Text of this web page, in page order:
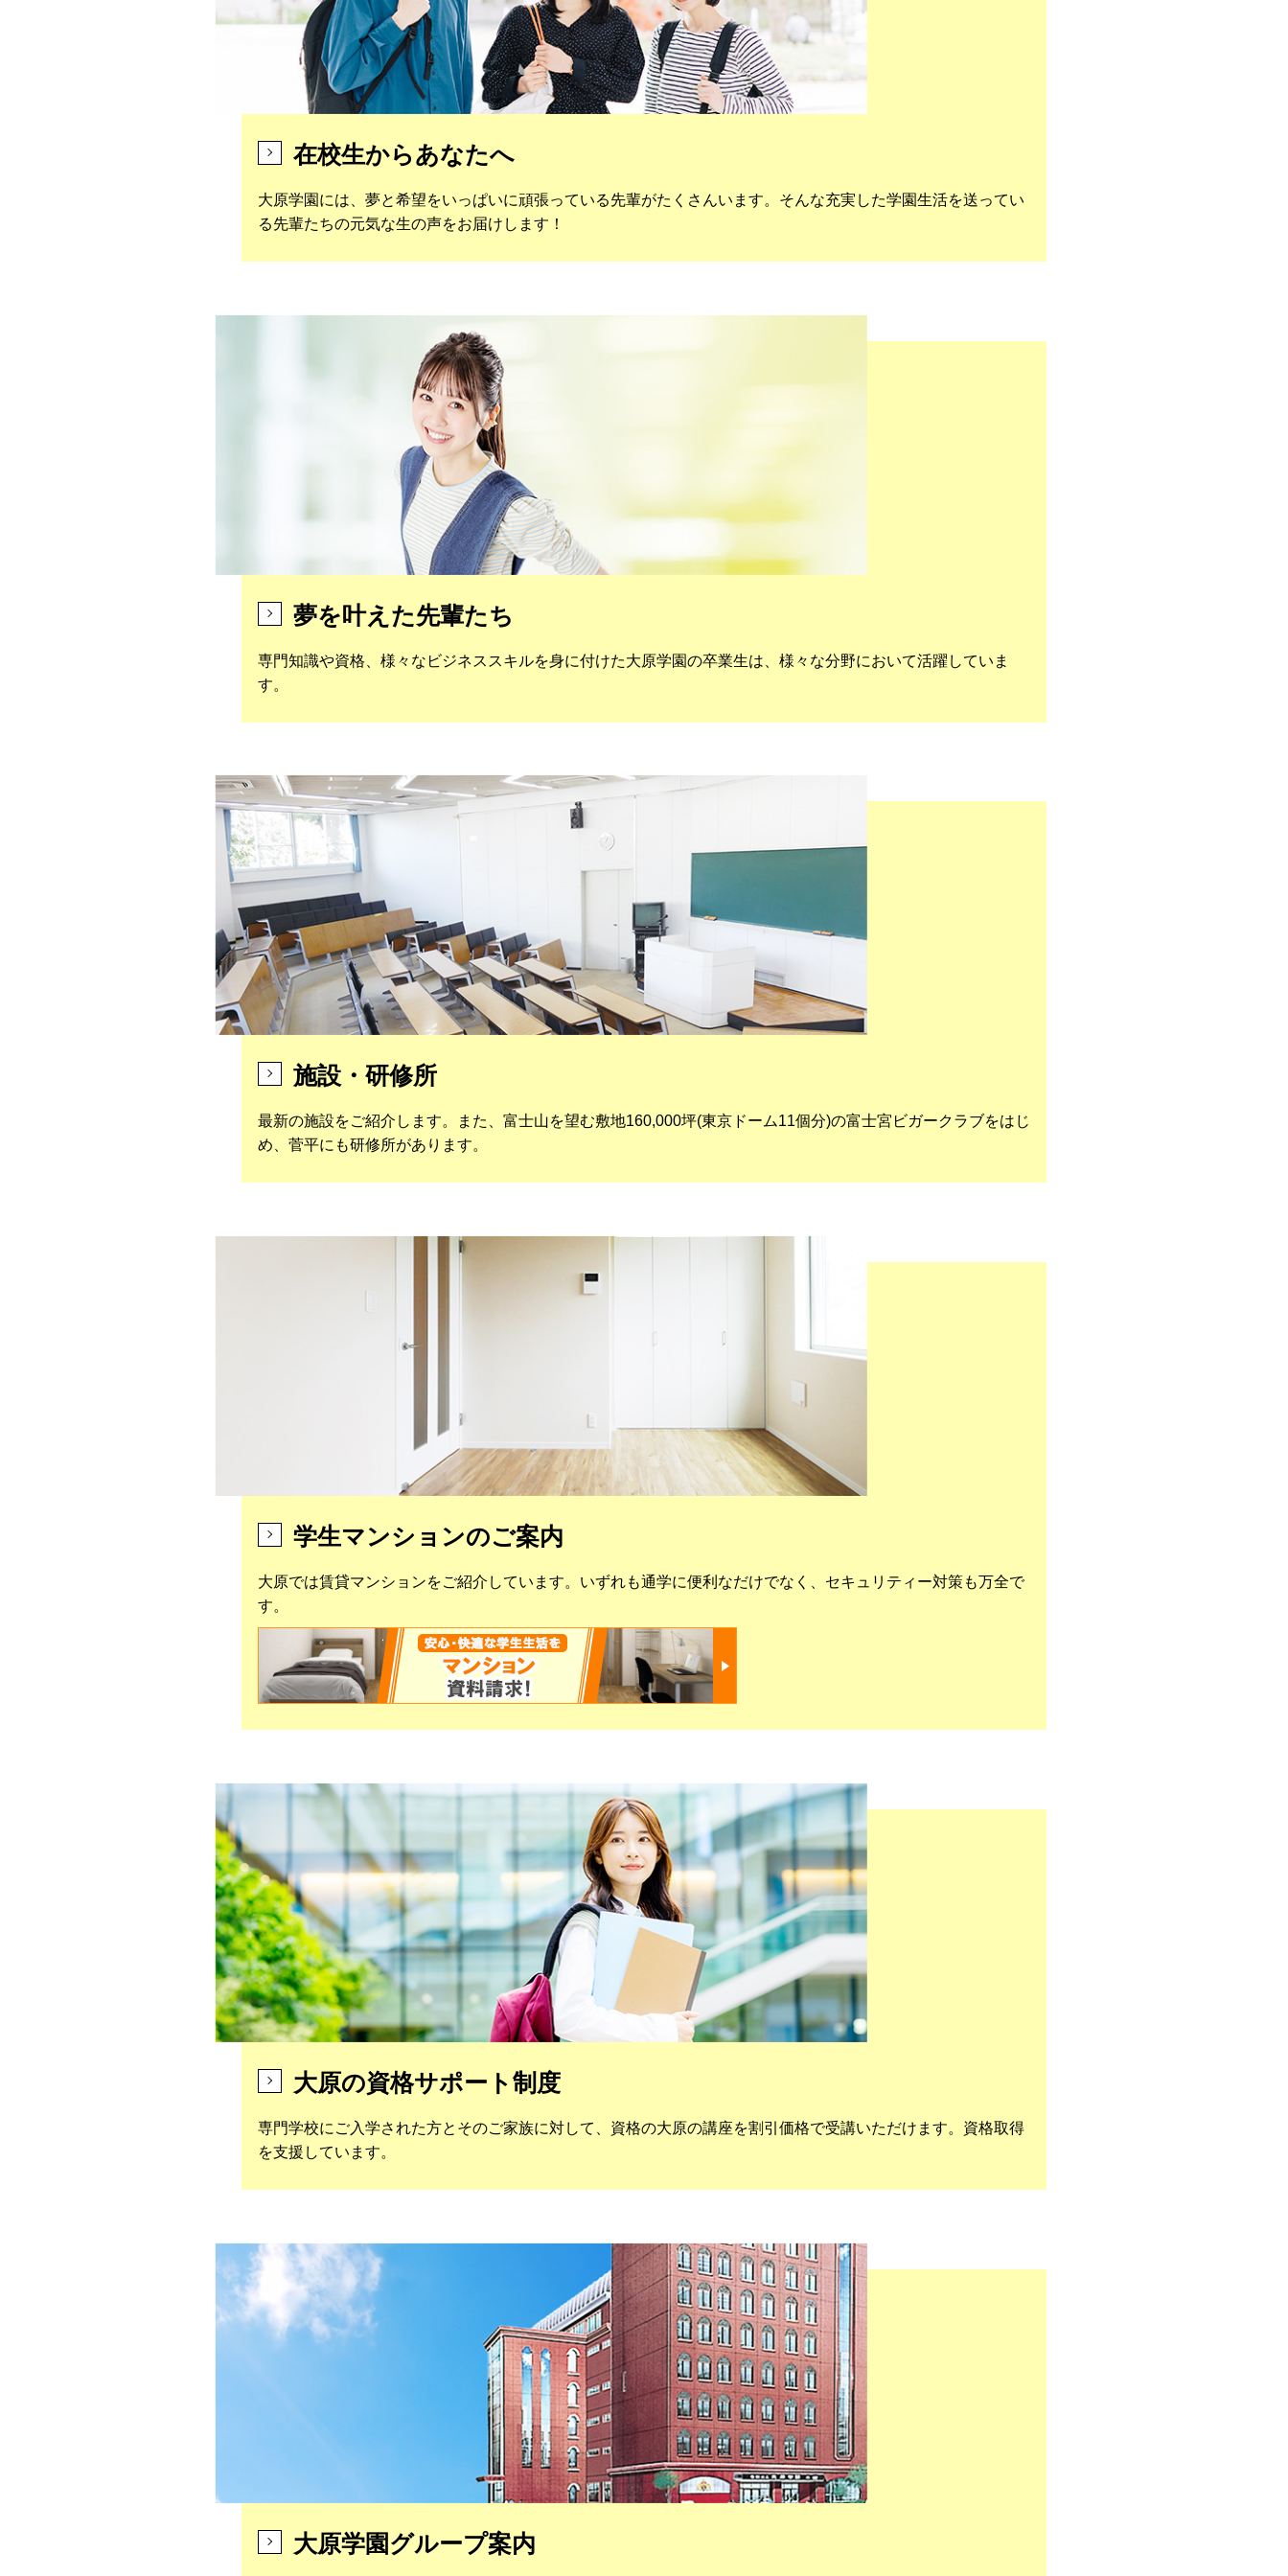
在校生からあなたへ
大原学園には、夢と希望をいっぱいに頑張っている先輩がたくさんいます。そんな充実した学園生活を送ってい
る先輩たちの元気な生の声をお届けします！
夢を叶えた先輩たち
専門知識や資格、様々なビジネススキルを身に付けた大原学園の卒業生は、様々な分野において活躍していま
す。
施設・研修所
最新の施設をご紹介します。また、富士山を望む敷地160,000坪(東京ドーム11個分)の富士宮ビガークラブをはじ
め、菅平にも研修所があります。
学生マンションのご案内
大原では賃貸マンションをご紹介しています。いずれも通学に便利なだけでなく、セキュリティー対策も万全で
す。
大原の資格サポート制度
専門学校にご入学された方とそのご家族に対して、資格の大原の講座を割引価格で受講いただけます。資格取得
を支援しています。
大原学園グループ案内